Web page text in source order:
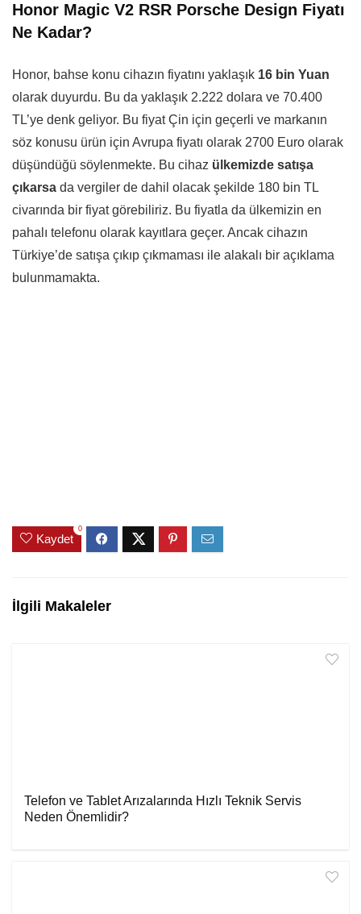
Honor Magic V2 RSR Porsche Design Fiyatı
Ne Kadar?
Honor, bahse konu cihazın fiyatını yaklaşık 16 bin Yuan
olarak duyurdu. Bu da yaklaşık 2.222 dolara ve 70.400
TL’ye denk geliyor. Bu fiyat Çin için geçerli ve markanın
söz konusu ürün için Avrupa fiyatı olarak 2700 Euro olarak
düşündüğü söylenmekte. Bu cihaz ülkemizde satışa
çıkarsa da vergiler de dahil olacak şekilde 180 bin TL
civarında bir fiyat görebiliriz. Bu fiyatla da ülkemizin en
pahalı telefonu olarak kayıtlara geçer. Ancak cihazın
Türkiye’de satışa çıkıp çıkmaması ile alakalı bir açıklama
bulunmamakta.
Kaydet
0
İlgili Makaleler
Telefon ve Tablet Arızalarında Hızlı Teknik Servis
Neden Önemlidir?